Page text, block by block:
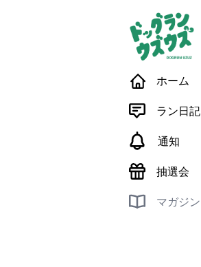
ホーム
ラン日記
通知
抽選会
マガジン